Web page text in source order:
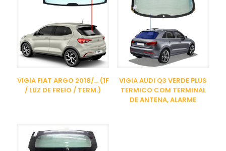
VIGIA FIAT ARGO 2018/… (1F
/ LUZ DE FREIO / TERM.)
VIGIA AUDI Q3 VERDE PLUS
TERMICO COM TERMINAL
DE ANTENA, ALARME